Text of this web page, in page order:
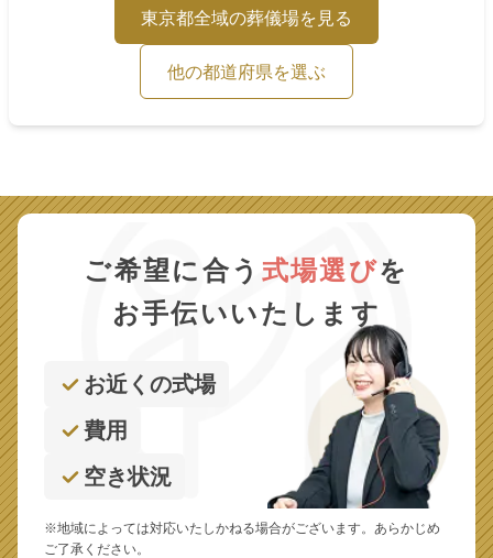
東京都全域の葬儀場を見る
他の都道府県を選ぶ
ご希望に合う 式場選びを
お手伝いいたします
お近くの式場
費用
空き状況
※地域によっては対応いたしかねる場合がございます。あらかじめ
ご了承ください。